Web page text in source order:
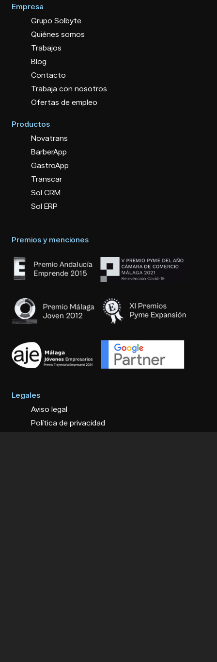
Empresa
Grupo Solbyte
Quiénes somos
Trabajos
Blog
Contacto
Trabaja con nosotros
Ofertas de empleo
Productos
Novatrans
BarberApp
GastroApp
Transcar
Sol CRM
Sol ERP
Premios y menciones
Legales
Aviso legal
Política de privacidad